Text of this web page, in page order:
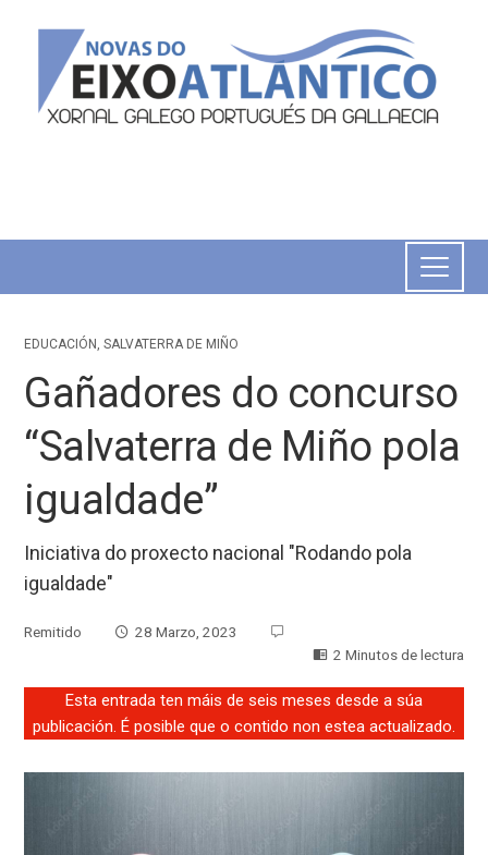
EDUCACIÓN ,SALVATERRA DE MIÑO
Gañadores do concurso
“Salvaterra de Miño pola
igualdade”
Iniciativa do proxecto nacional "Rodando pola
igualdade"
Remitido
28 Marzo, 2023
2 Minutos de lectura
Esta entrada ten máis de seis meses desde a súa
publicación. É posible que o contido non estea actualizado.